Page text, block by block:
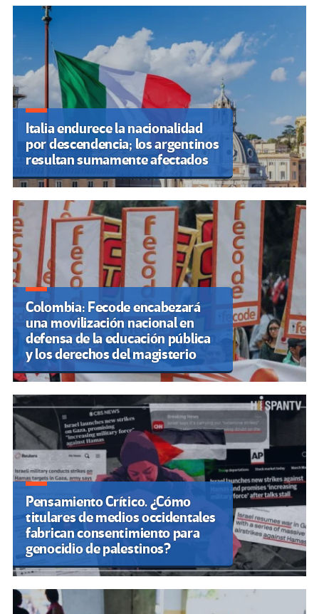
Italia endurece la nacionalidad
por descendencia; los argentinos
resultan sumamente afectados
Colombia: Fecode encabezará
una movilización nacional en
defensa de la educación pública
y los derechos del magisterio
Pensamiento Crítico. ¿Cómo
titulares de medios occidentales
fabrican consentimiento para
genocidio de palestinos?